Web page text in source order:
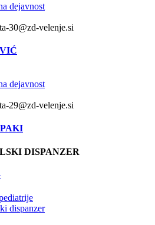
dejavnost
30@zd-velenje.si
dejavnost
29@zd-velenje.si
DISPANZER
dispanzer